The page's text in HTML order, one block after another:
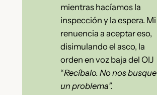
mientras hacíamos la
inspección y la espera. Mi
renuencia a aceptar eso,
disimulando el asco, la
orden en voz baja del OIJ
“Recíbalo. No nos busque
un problema”.